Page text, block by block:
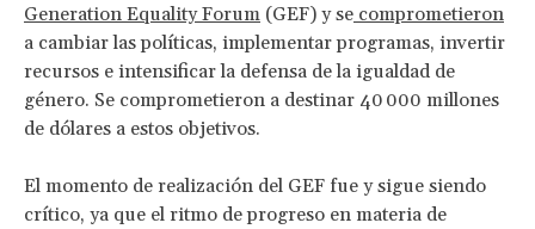
Generation Equality Forum (GEF) y se comprometieron
a cambiar las políticas, implementar programas, invertir
recursos e intensificar la defensa de la igualdad de
género. Se comprometieron a destinar 40 000 millones
de dólares a estos objetivos.
El momento de realización del GEF fue y sigue siendo
crítico, ya que el ritmo de progreso en materia de